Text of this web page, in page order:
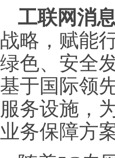
工联网消
战略，赋能
绿色、安全
基于国际领
服务设施，
业务保障方